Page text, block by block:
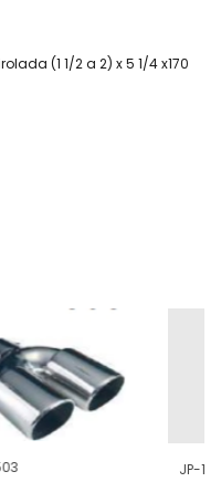
(1 1/2 a 2) x 5 1/4 x170
JP-